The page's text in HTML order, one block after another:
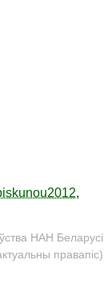
,
НАН Беларусі
правапіс)